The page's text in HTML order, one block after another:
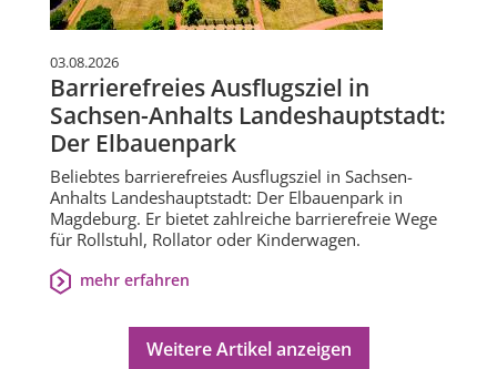
03.08.2026
Barrierefreies Ausflugsziel in
Sachsen-Anhalts Landeshauptstadt:
Der Elbauenpark
Beliebtes barrierefreies Ausflugsziel in Sachsen-
Anhalts Landeshauptstadt: Der Elbauenpark in
Magdeburg. Er bietet zahlreiche barrierefreie Wege
für Rollstuhl, Rollator oder Kinderwagen.
mehr erfahren
Weitere Artikel anzeigen